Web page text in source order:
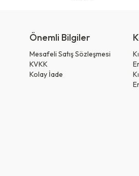
Önemli Bilgiler
Mesafeli Satış Sözleşmesi
KVKK
Kolay İade